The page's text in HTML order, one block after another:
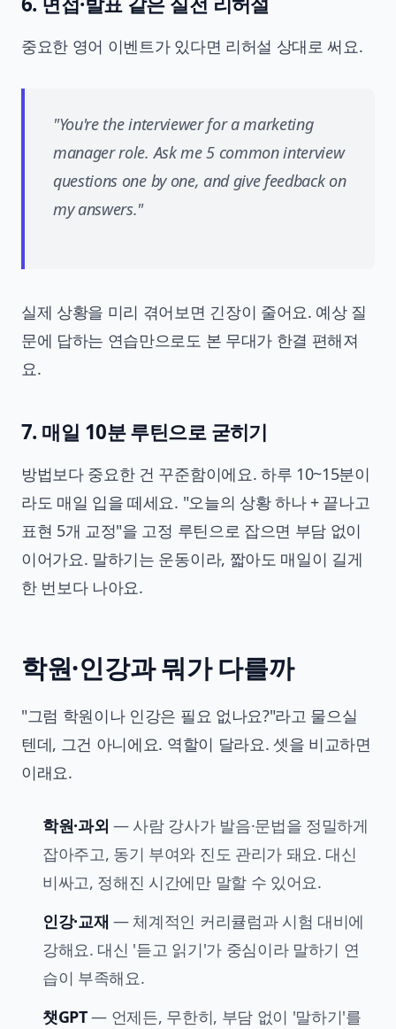
중요한 영어 이벤트가 있다면 리허설 상대로 써요.
"You're the interviewer for a marketing
manager role. Ask me 5 common interview
questions one by one, and give feedback on
my answers."
실제 상황을 미리 겪어보면 긴장이 줄어요. 예상 질
문에 답하는 연습만으로도 본 무대가 한결 편해져
요.
7. 매일 10분 루틴으로 굳히기
방법보다 중요한 건 꾸준함이에요. 하루 10~15분이
라도 매일 입을 떼세요. "오늘의 상황 하나 + 끝나고
표현 5개 교정"을 고정 루틴으로 잡으면 부담 없이
이어가요. 말하기는 운동이라, 짧아도 매일이 길게
한 번보다 나아요.
학원·인강과 뭐가 다를까
"그럼 학원이나 인강은 필요 없나요?"라고 물으실
텐데, 그건 아니에요. 역할이 달라요. 셋을 비교하면
이래요.
학원·과외 — 사람 강사가 발음·문법을 정밀하게
잡아주고, 동기 부여와 진도 관리가 돼요. 대신
비싸고, 정해진 시간에만 말할 수 있어요.
인강·교재 — 체계적인 커리큘럼과 시험 대비에
강해요. 대신 '듣고 읽기'가 중심이라 말하기 연
습이 부족해요.
챗GPT— 언제든, 무한히, 부담 없이 '말하기'를